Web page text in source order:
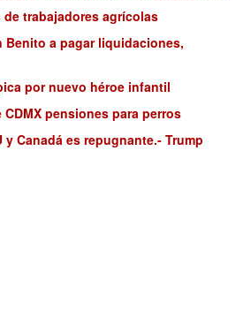
de trabajadores agrícolas
Benito a pagar liquidaciones,
por nuevo héroe infantil
pensiones para perros
y Canadá es repugnante.- Trump